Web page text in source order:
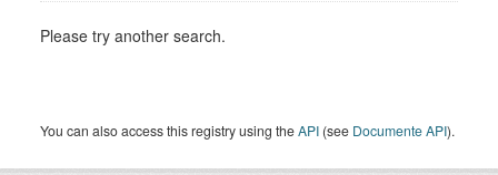
Please try another search.
You can also access this registry using theAPI (see Documente API).